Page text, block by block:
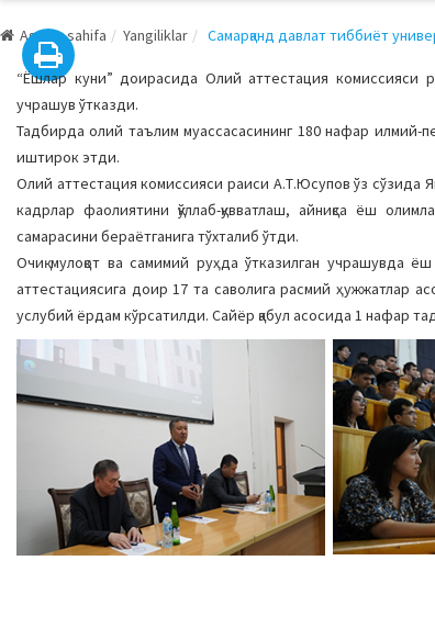
Asosiy sahifa Yangiliklar Самарқанд давлат тиббиёт
“Ёшлар куни” доирасида Олий аттестация комиссияси
учрашув ўтказди.
Тадбирда олий таълим муассасасининг 180 нафар илмий-
иштирок этди.
Олий аттестация комиссияси раиси А.Т.Юсупов ўз
кадрлар фаолиятини қўллаб-қувватлаш, айниқса ёш
самарасини бераётганига тўхталиб ўтди.
Очиқ мулоқот ва самимий руҳда ўтказилган учрашувда
аттестациясига доир 17 та саволига расмий ҳужжатлар
услубий ёрдам кўрсатилди. Сайёр қабул асосида 1 нафар